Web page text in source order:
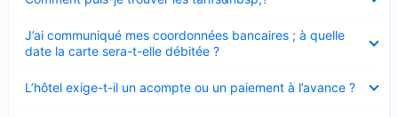
fermé
J’ai communiqué mes coordonnées bancaires ; à quelle
date la carte sera-t-elle débitée ?
fermé
L’hôtel exige-t-il un acompte ou un paiement à l’avance ?
fermé